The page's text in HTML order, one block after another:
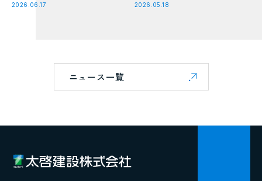
2026.06.17 2026.05.18
ニュース一覧